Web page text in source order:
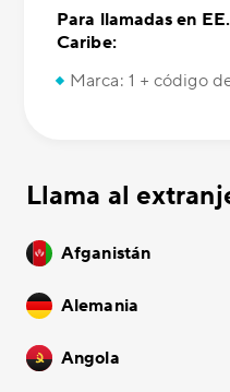
Para llamadas en
Caribe:
Marca: 1 + código
Llama al
Afganistán
Alemania
Angola